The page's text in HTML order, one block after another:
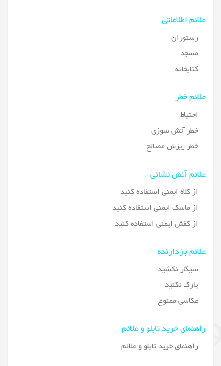
علائم اطلاعاتی
رستوران
مسجد
کتابخانه
علائم خطر
احتیاط
خطر آتش سوزی
خطر ریزش مصالح
علائم آتش نشانی
از کلاه ایمنی استفاده کنید
از ماسک ایمنی استفاده کنید
از کفش ایمنی استفاده کنید
علائم بازدارنده
سیگار نکشید
پارک نکنید
عکاسی ممنوع
راهنمای خرید تابلو و علائم
راهنمای خرید تابلو و علائم